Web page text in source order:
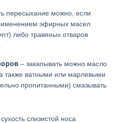
пересыхание можно, если
эфирных масел
либо травяных отваров
– закапывать можно масло
также ватными или марлевыми
пропитанными) смазывать
слизистой носа